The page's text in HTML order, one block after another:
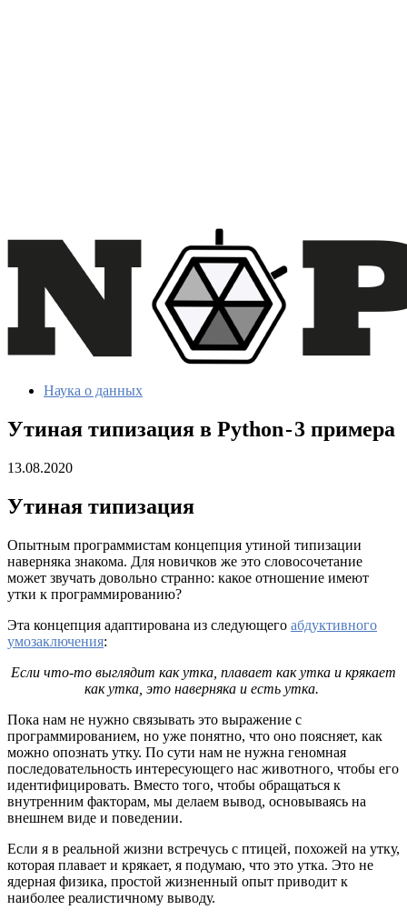
Наука о данных
Утиная типизация в Python - 3 примера
13.08.2020
Утиная типизация
Опытным программистам концепция утиной типизации
наверняка знакома. Для новичков же это словосочетание
может звучать довольно странно: какое отношение имеют
утки к программированию?
Эта концепция адаптирована из следующего абдуктивного
умозаключения:
Если что-то выглядит как утка, плавает как утка и крякает
как утка, это наверняка и есть утка.
Пока нам не нужно связывать это выражение с
программированием, но уже понятно, что оно поясняет, как
можно опознать утку. По сути нам не нужна геномная
последовательность интересующего нас животного, чтобы его
идентифицировать. Вместо того, чтобы обращаться к
внутренним факторам, мы делаем вывод, основываясь на
внешнем виде и поведении.
Если я в реальной жизни встречусь с птицей, похожей на утку,
которая плавает и крякает, я подумаю, что это утка. Это не
ядерная физика, простой жизненный опыт приводит к
наиболее реалистичному выводу.